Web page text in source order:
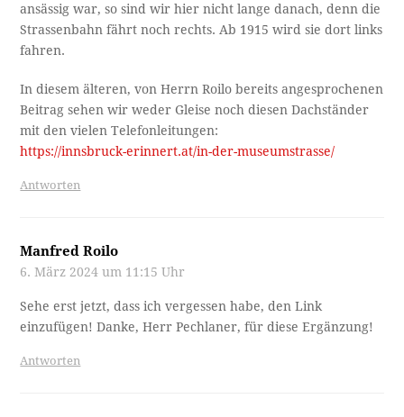
ansässig war, so sind wir hier nicht lange danach, denn die
Strassenbahn fährt noch rechts. Ab 1915 wird sie dort links
fahren.
In diesem älteren, von Herrn Roilo bereits angesprochenen
Beitrag sehen wir weder Gleise noch diesen Dachständer
mit den vielen Telefonleitungen:
https://innsbruck-erinnert.at/in-der-museumstrasse/
Antworten
Manfred Roilo
6. März 2024 um 11:15 Uhr
Sehe erst jetzt, dass ich vergessen habe, den Link
einzufügen! Danke, Herr Pechlaner, für diese Ergänzung!
Antworten